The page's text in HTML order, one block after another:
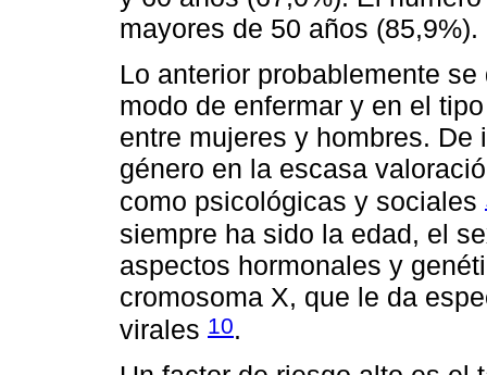
mayores de 50 años (85,9%).
Lo anterior probablemente
modo de enfermar y en el
entre mujeres y hombres.
género en la escasa
como psicológicas y sociales
siempre ha sido la edad, el
aspectos hormonales y
cromosoma X, que le da
virales 10.